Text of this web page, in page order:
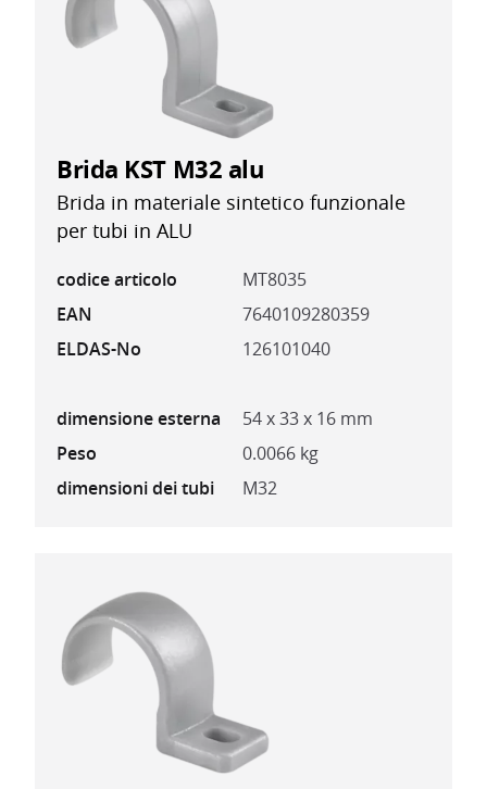
Brida KST M32 alu
Brida in materiale sintetico funzionale
per tubi in ALU
codice articolo
MT8035
EAN
7640109280359
ELDAS-No
126101040
dimensione esterna
54 x 33 x 16 mm
Peso
0.0066 kg
dimensioni dei tubi
M32